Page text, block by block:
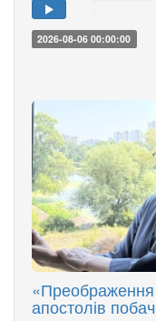
2026-08-06 00:00:00
апостолів